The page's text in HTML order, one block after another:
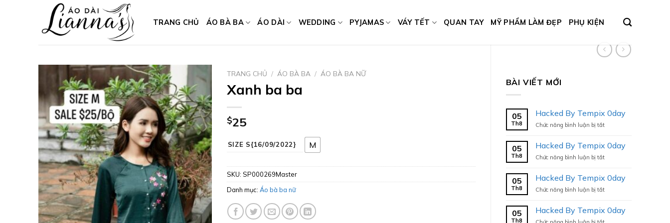
TRANG CHỦ ÁO BÀ BA ÁO DÀI WEDDING PYJAMAS VÁY TẾT QUAN TAY MỸ PHẨM LÀM ĐẸP PHỤ KIỆN
BÀI VIẾT MỚI
05
Th8
Hacked By Tempix 0day
Chức năng bình luận bị tắtở
Tempix
0day
05
Th8
Hacked By Tempix 0day
Chức năng bình luận bị tắtở
Tempix
0day
05
Th8
Hacked By Tempix 0day
Chức năng bình luận bị tắtở
Tempix
05
Th8
Hacked By Tempix 0day
ở
TRANG CHỦ / ÁO BÀ BA / ÁO BÀ BA NỮ
Xanh ba ba
$25
SIZE S{16/09/2022} M
SKU: SP000269Master
Danh mục: Áo bà ba nữ